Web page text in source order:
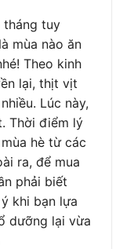
tháng tuy
mùa nào ăn
Theo kinh
lại, thịt vịt
Lúc này,
Thời điểm lý
hè từ các
ra, để mua
phải biết
khi bạn lựa
dưỡng lại vừa